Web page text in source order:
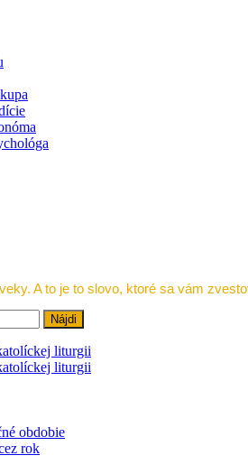
A to je to slovo, ktoré sa vám
liturgii
liturgii
obdobie
rok